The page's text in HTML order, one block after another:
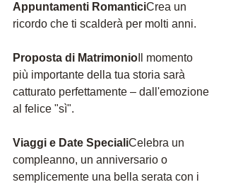
Appuntamenti RomanticiCrea un
ricordo che ti scalderà per molti anni.
Proposta di Matrimonio Il momento
più importante della tua storia sarà
catturato perfettamente – dall'emozione
al felice "sì".
Viaggi e Date SpecialiCelebra un
compleanno, un anniversario o
semplicemente una bella serata con i